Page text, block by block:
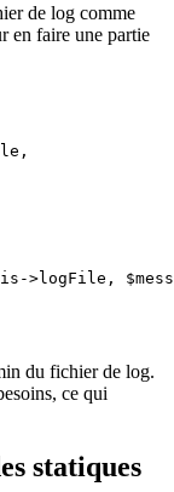
de log comme
en faire une partie
du fichier de log.
ce qui
statiques